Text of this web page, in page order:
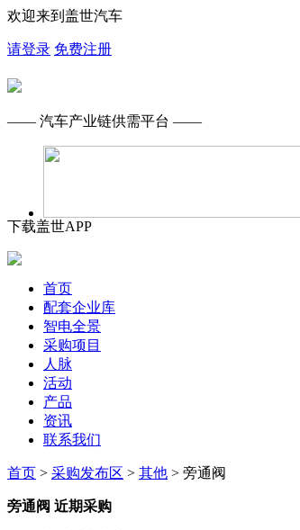
欢迎来到盖世汽车
请登录 免费注册
—— 汽车产业链供需平台 ——
下载盖世APP
首页
配套企业库
智电全景
采购项目
人脉
活动
产品
资讯
联系我们
首页 > 采购发布区 > 其他 > 旁通阀
旁通阀 近期采购